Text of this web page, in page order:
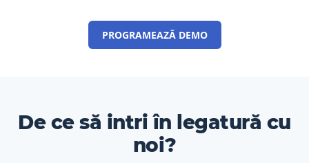
PROGRAMEAZĂ DEMO
De ce să intri în legatură cu
noi?